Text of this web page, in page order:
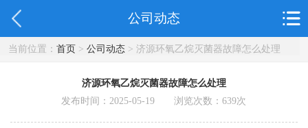
公司动态
当前位置： 首页> 公司动态> 济源环氧乙烷灭菌器故障怎么处理
济源环氧乙烷灭菌器故障怎么处理
发布时间：2025-05-19 浏览次数：639次